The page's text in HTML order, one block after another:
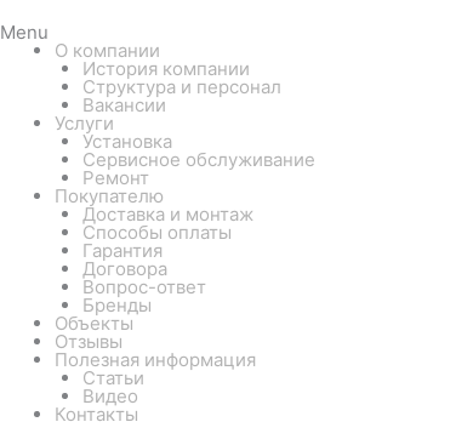
Menu
О компании
История компании
Структура и персонал
Вакансии
Услуги
Установка
Сервисное обслуживание
Ремонт
Покупателю
Доставка и монтаж
Способы оплаты
Гарантия
Договора
Вопрос-ответ
Бренды
Объекты
Отзывы
Полезная информация
Статьи
Видео
Контакты